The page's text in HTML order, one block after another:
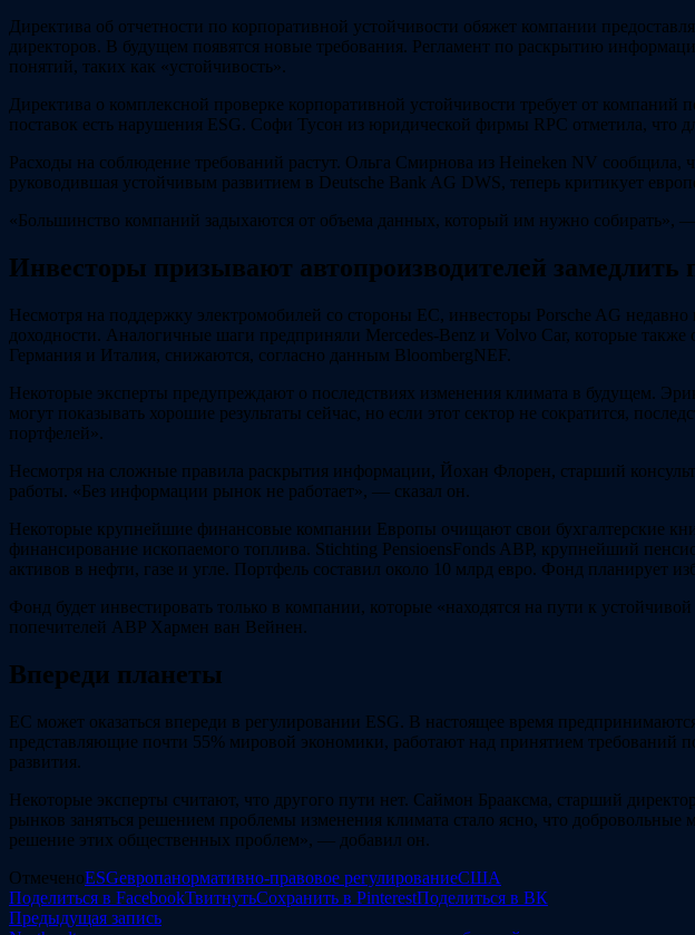
Директива об отчетности по корпоративной устойчивости обяжет компании
директоров. В будущем появятся новые требования. Регламент по раскрытию
понятий, таких как «устойчивость».
Директива о комплексной проверке корпоративной устойчивости требует от
поставок есть нарушения ESG. Софи Тусон из юридической фирмы RPC отметила, что
Расходы на соблюдение требований растут. Ольга Смирнова из Heineken NV сообщила,
руководившая устойчивым развитием в Deutsche Bank AG DWS, теперь критикует
«Большинство компаний задыхаются от объема данных, который им нужно собирать»,
Инвесторы призывают автопроизводителей замедлить
Несмотря на поддержку электромобилей со стороны ЕС, инвесторы Porsche AG
доходности. Аналогичные шаги предприняли Mercedes-Benz и Volvo Car, которые
Германия и Италия, снижаются, согласно данным BloombergNEF.
Некоторые эксперты предупреждают о последствиях изменения климата в будущем.
могут показывать хорошие результаты сейчас, но если этот сектор не сократится,
портфелей».
Несмотря на сложные правила раскрытия информации, Йохан Флорен, старший
работы. «Без информации рынок не работает», — сказал он.
Некоторые крупнейшие финансовые компании Европы очищают свои бухгалтерские
финансирование ископаемого топлива. Stichting PensioensFonds ABP, крупнейший
активов в нефти, газе и угле. Портфель составил около 10 млрд евро. Фонд планирует
Фонд будет инвестировать только в компании, которые «находятся на пути к
попечителей ABP Хармен ван Вейнен.
Впереди планеты
ЕС может оказаться впереди в регулировании ESG. В настоящее время
представляющие почти 55% мировой экономики, работают над принятием
развития.
Некоторые эксперты считают, что другого пути нет. Саймон Брааксма, старший
рынков заняться решением проблемы изменения климата стало ясно, что
решение этих общественных проблем», — добавил он.
ОтмеченоESGевропанормативно-правовое регулированиеСША
Поделиться в FacebookТвитнутьСохранить в PinterestПоделиться в ВК
Навигация
Предыдущая записьПредыдущая